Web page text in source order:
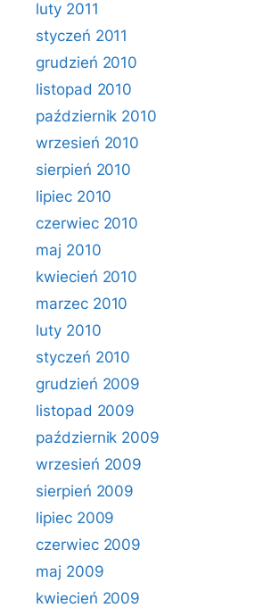
luty 2011
styczeń 2011
grudzień 2010
listopad 2010
październik 2010
wrzesień 2010
sierpień 2010
lipiec 2010
czerwiec 2010
maj 2010
kwiecień 2010
marzec 2010
luty 2010
styczeń 2010
grudzień 2009
listopad 2009
październik 2009
wrzesień 2009
sierpień 2009
lipiec 2009
czerwiec 2009
maj 2009
kwiecień 2009